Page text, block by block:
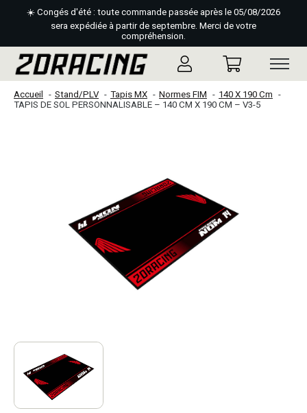
☀️ Congés d'été : toute commande passée après le 05/08/2026
sera expédiée à partir de septembre. Merci de votre
compréhension.
Accueil Stand/PLV Tapis MX Normes FIM
140 X 190 Cm
TAPIS DE SOL PERSONNALISABLE – 140 CM X 190 CM – V3-5